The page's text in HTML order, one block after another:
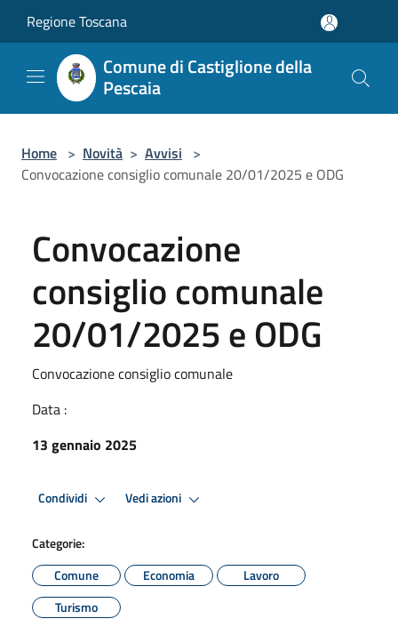
Regione Toscana
Comune di Castiglione della
Pescaia
Home > Novità > Avvisi >
Convocazione consiglio comunale 20/01/2025 e ODG
Convocazione
consiglio comunale
20/01/2025 e ODG
Convocazione consiglio comunale
Data :
13 gennaio 2025
Condividi Vedi azioni
Categorie:
Comune
Economia
Lavoro
Turismo